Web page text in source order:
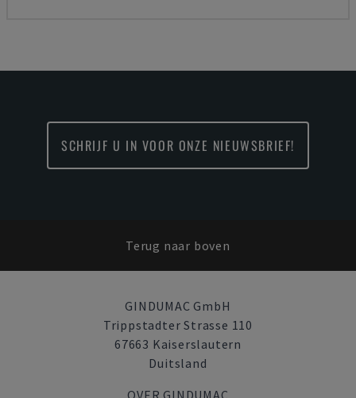
SCHRIJF U IN VOOR ONZE NIEUWSBRIEF!
Terug naar boven
GINDUMAC GmbH
Trippstadter Strasse 110
67663 Kaiserslautern
Duitsland
OVER GINDUMAC